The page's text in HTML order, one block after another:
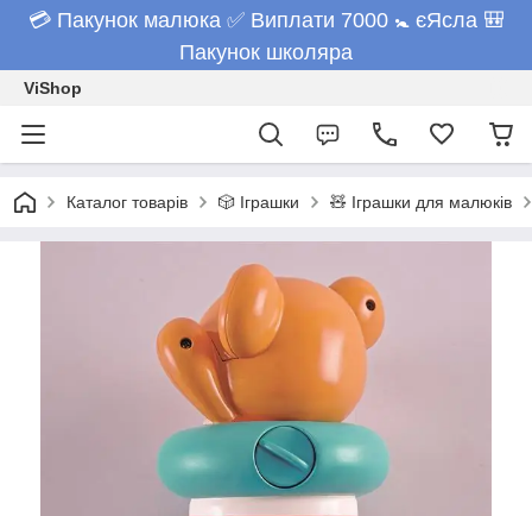
💳 Пакунок малюка ✅ Виплати 7000 🚼 єЯсла 🎒
Пакунок школяра
ViShop
Каталог товарів 🎲 Іграшки 🧸 Іграшки для малюків